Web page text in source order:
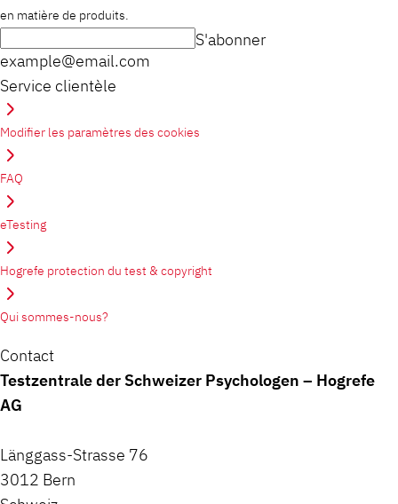
en matière de produits.
example@email.com
S'abonner
Service clientèle
Modifier les paramètres des cookies
FAQ
eTesting
Hogrefe protection du test & copyright
Qui sommes-nous?
Contact
Testzentrale der Schweizer Psychologen – Hogrefe
AG
Länggass-Strasse 76
3012 Bern